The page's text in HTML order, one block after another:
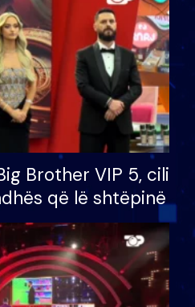
Brother VIP 5, cili
që lë shtëpinë